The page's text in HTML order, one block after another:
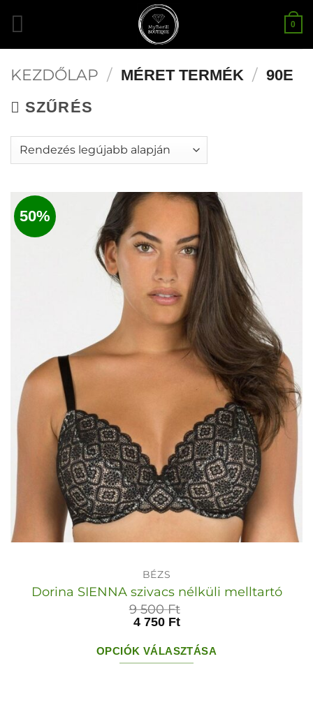
Skip
to
0
KEZDŐLAP / MÉRET TERMÉK / 90E
SZŰRÉS
50%
BÉZS
Dorina SIENNA szivacs nélküli melltartó
9 500Ft
4 750 Ft
OPCIÓK VÁLASZTÁSA